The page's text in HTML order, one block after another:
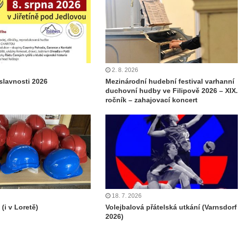
2026
2. 8. 2026
Mezinárodní hudební festival varhanní
duchovní hudby ve Filipově 2026 – XIX.
ročník – zahajovací koncert
v Loretě)
18. 7. 2026
Volejbalová přátelská utkání (Varnsdorf
2026)